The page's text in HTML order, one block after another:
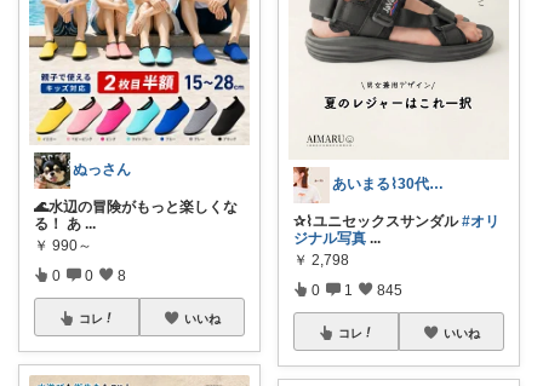
ぬっさん
🌊水辺の冒険がもっと楽しくな
る！ あ ...
￥ 990～
0 0 8
コレ いいね
あいまる⌇30代ワーママの暮らしと育児
✰⌇ユニセックスサンダル#オリ
ジナル写真 ...
￥ 2,798
0 1 845
コレ いいね